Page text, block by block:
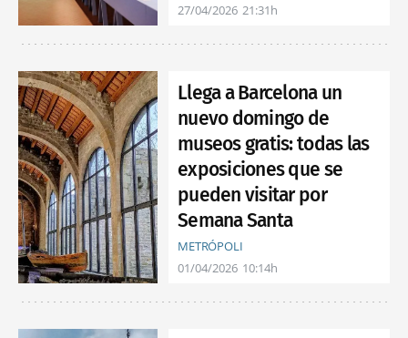
27/04/2026 21:31h
Llega a Barcelona un
nuevo domingo de
museos gratis: todas las
exposiciones que se
pueden visitar por
Semana Santa
METRÓPOLI
01/04/2026 10:14h